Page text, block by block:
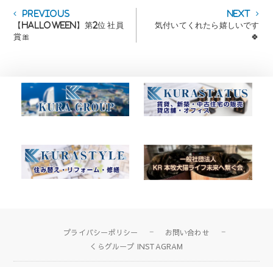
投
稿
ナ
シ
ョ
PreviousPrevious
post:
【Halloween】第2位 社員
賞🎀
Next
post:
気付いてくれたら嬉しいです
🍀
プライバシーポリシー
お問い合わせ
くらグループ INSTAGRAM